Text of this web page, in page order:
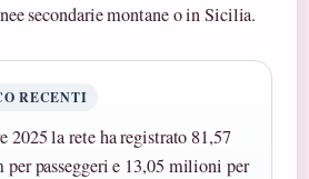
secondarie montane o in Sicilia.
RECENTI
la rete ha registrato 81,57
passeggeri e 13,05 milioni per